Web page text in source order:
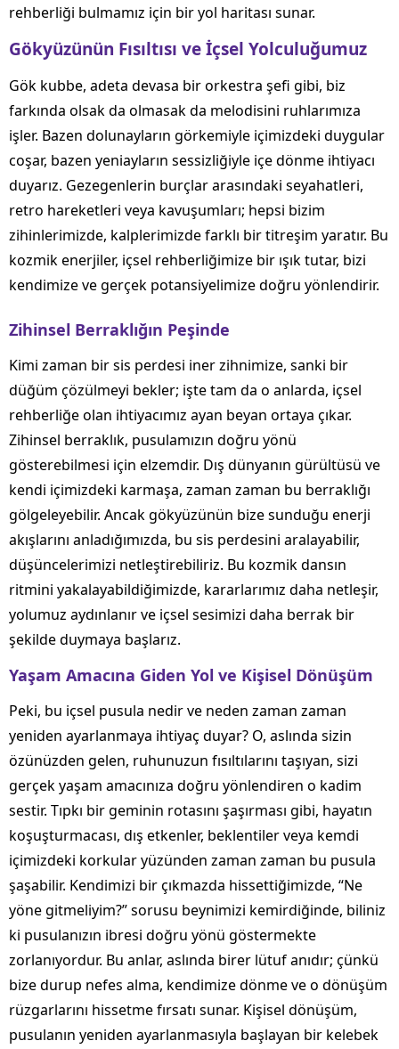
rehberliği bulmamız için bir yol haritası sunar.
Gökyüzünün Fısıltısı ve İçsel Yolculuğumuz
Gök kubbe, adeta devasa bir orkestra şefi gibi, biz
farkında olsak da olmasak da melodisini ruhlarımıza
işler. Bazen dolunayların görkemiyle içimizdeki duygular
coşar, bazen yeniayların sessizliğiyle içe dönme ihtiyacı
duyarız. Gezegenlerin burçlar arasındaki seyahatleri,
retro hareketleri veya kavuşumları; hepsi bizim
zihinlerimizde, kalplerimizde farklı bir titreşim yaratır. Bu
kozmik enerjiler, içsel rehberliğimize bir ışık tutar, bizi
kendimize ve gerçek potansiyelimize doğru yönlendirir.
Zihinsel Berraklığın Peşinde
Kimi zaman bir sis perdesi iner zihnimize, sanki bir
düğüm çözülmeyi bekler; işte tam da o anlarda, içsel
rehberliğe olan ihtiyacımız ayan beyan ortaya çıkar.
Zihinsel berraklık, pusulamızın doğru yönü
gösterebilmesi için elzemdir. Dış dünyanın gürültüsü ve
kendi içimizdeki karmaşa, zaman zaman bu berraklığı
gölgeleyebilir. Ancak gökyüzünün bize sunduğu enerji
akışlarını anladığımızda, bu sis perdesini aralayabilir,
düşüncelerimizi netleştirebiliriz. Bu kozmik dansın
ritmini yakalayabildiğimizde, kararlarımız daha netleşir,
yolumuz aydınlanır ve içsel sesimizi daha berrak bir
şekilde duymaya başlarız.
Yaşam Amacına Giden Yol ve Kişisel Dönüşüm
Peki, bu içsel pusula nedir ve neden zaman zaman
yeniden ayarlanmaya ihtiyaç duyar? O, aslında sizin
özünüzden gelen, ruhunuzun fısıltılarını taşıyan, sizi
gerçek yaşam amacınıza doğru yönlendiren o kadim
sestir. Tıpkı bir geminin rotasını şaşırması gibi, hayatın
koşuşturmacası, dış etkenler, beklentiler veya kemdi
içimizdeki korkular yüzünden zaman zaman bu pusula
şaşabilir. Kendimizi bir çıkmazda hissettiğimizde, “Ne
yöne gitmeliyim?” sorusu beynimizi kemirdiğinde, biliniz
ki pusulanızın ibresi doğru yönü göstermekte
zorlanıyordur. Bu anlar, aslında birer lütuf anıdır; çünkü
bize durup nefes alma, kendimize dönme ve o dönüşüm
rüzgarlarını hissetme fırsatı sunar. Kişisel dönüşüm,
pusulanın yeniden ayarlanmasıyla başlayan bir kelebek